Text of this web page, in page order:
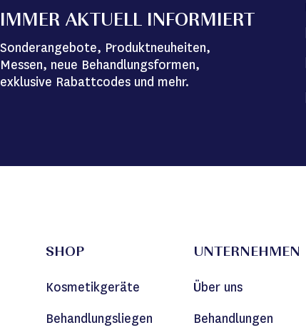
IMMER AKTUELL INFORMIERT
Sonderangebote, Produktneuheiten,
Messen, neue Behandlungsformen,
exklusive Rabattcodes und mehr.
SHOP
Kosmetikgeräte
Behandlungsliegen
UNTERNEHMEN
Über uns
Behandlungen